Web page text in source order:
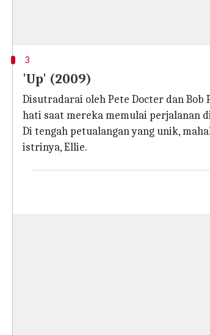
3
'Up' (2009)
Disutradarai oleh Pete Docter dan Bob
hati saat mereka memulai perjalanan
Di tengah petualangan yang unik,
istrinya, Ellie.